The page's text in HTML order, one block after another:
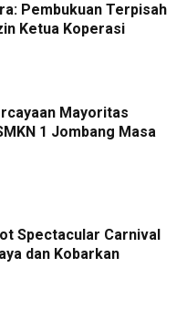
Pembukuan Terpisah
Ketua Koperasi
Mayoritas
1 Jombang Masa
Spectacular Carnival
dan Kobarkan